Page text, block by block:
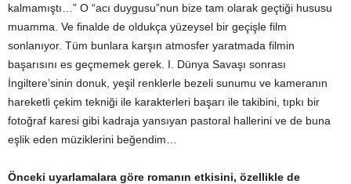
kalmamıştı…” O “acı duygusu”nun bize tam olarak geçtiği hususu
muamma. Ve finalde de oldukça yüzeysel bir geçişle film
sonlanıyor. Tüm bunlara karşın atmosfer yaratmada filmin
başarısını es geçmemek gerek. I. Dünya Savaşı sonrası
İngiltere’sinin donuk, yeşil renklerle bezeli sunumu ve kameranın
hareketli çekim tekniği ile karakterleri başarı ile takibini, tıpkı bir
fotoğraf karesi gibi kadraja yansıyan pastoral hallerini ve de buna
eşlik eden müziklerini beğendim…
Önceki uyarlamalara göre romanın etkisini, özellikle de